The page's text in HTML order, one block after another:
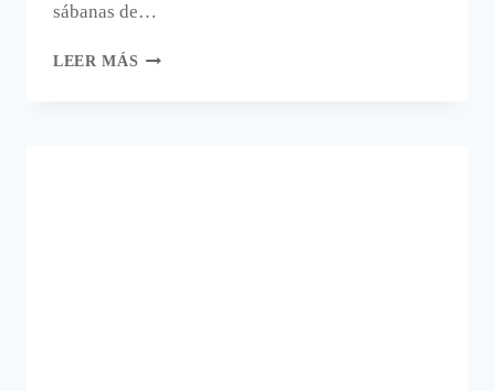
sábanas de…
LEER MÁS BURRITO